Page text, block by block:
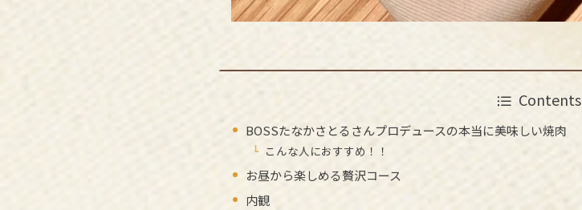
Contents
BOSSたなかさとるさんプロデュースの本当に美味しい焼肉
こんな人におすすめ！！
お昼から楽しめる贅沢コース
内観